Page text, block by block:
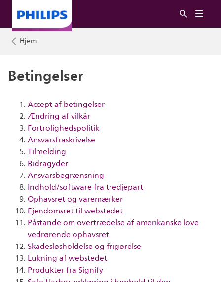
Hjem
Betingelser
Accept af betingelser
Ændring af vilkår
Fortrolighedspolitik
Ansvarsfraskrivelse
Tilmelding
Bidragyder
Ansvarsbegrænsning
Indhold/software fra tredjepart
Ophavsret og varemærker
Ejendomsret til webstedet
Påstande om overtrædelse af amerikanske love
vedrørende ophavsret
Skadesløsholdelse og frigørelse
Lukning af webstedet
Produkter fra Signify